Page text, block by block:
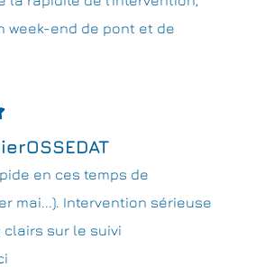
week-end de pont et de
en ces temps de
mai...). Intervention sérieuse
sur le suivi